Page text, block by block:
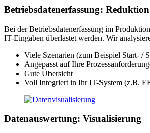
Betriebsdatenerfassung:
Bei der Betriebsdatenerfassung im
IT-Eingaben überlastet werden. Wir
Viele Szenarien (zum Beispiel Start- /
Angepasst auf Ihre
Gute Übersicht
Voll Integriert in Ihr IT-System (z.B.
Datenauswertung: Visualisierung